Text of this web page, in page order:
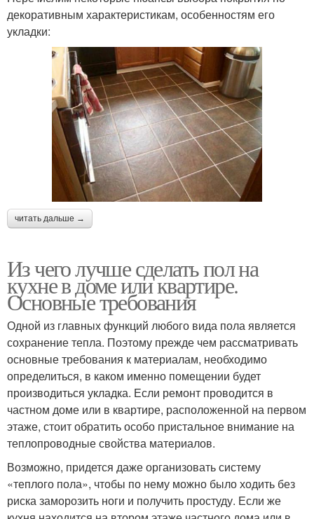
декоративным характеристикам, особенностям его
укладки:
читать дальше →
Из чего лучше сделать пол на
кухне в доме или квартире.
Основные требования
Одной из главных функций любого вида пола является
сохранение тепла. Поэтому прежде чем рассматривать
основные требования к материалам, необходимо
определиться, в каком именно помещении будет
производиться укладка. Если ремонт проводится в
частном доме или в квартире, расположенной на первом
этаже, стоит обратить особо пристальное внимание на
теплопроводные свойства материалов.
Возможно, придется даже организовать систему
«теплого пола», чтобы по нему можно было ходить без
риска заморозить ноги и получить простуду. Если же